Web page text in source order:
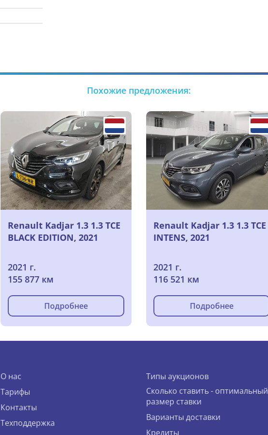
Похожие предложения:
Renault Kadjar 1.3 1.3 TCE
BLACK EDITION, 2021
2021 г.
155 877 км
Подробнее
Renault Kadjar 1.3 1.3 TCE
INTENS, 2021
2021 г.
116 521 км
Подробнее
О нас
Тарифы
Контакты
Техподдержка
Типы аукционов
Сколько ставить - оптимальный
размер ставки
Варианты доставки
Кредиты